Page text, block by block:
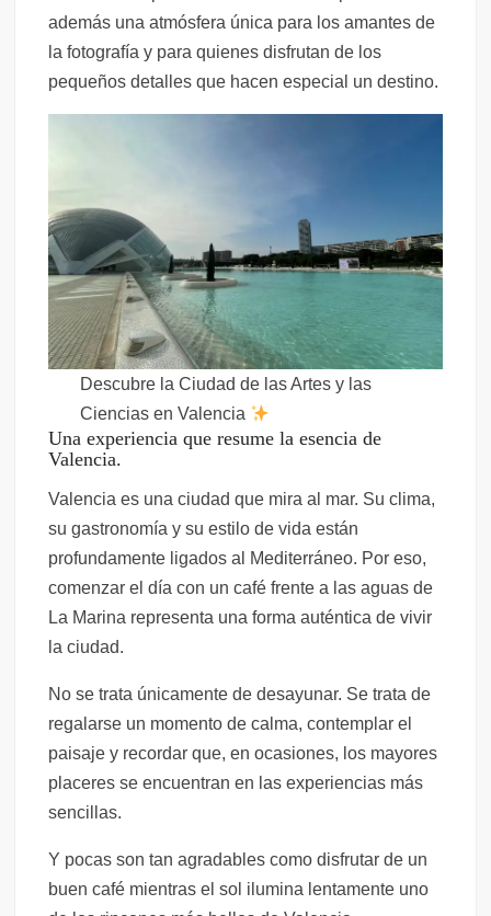
además una atmósfera única para los amantes de
la fotografía y para quienes disfrutan de los
pequeños detalles que hacen especial un destino.
Descubre la Ciudad de las Artes y las
Ciencias en Valencia
Una experiencia que resume la esencia de
Valencia.
Valencia es una ciudad que mira al mar. Su clima,
su gastronomía y su estilo de vida están
profundamente ligados al Mediterráneo. Por eso,
comenzar el día con un café frente a las aguas de
La Marina representa una forma auténtica de vivir
la ciudad.
No se trata únicamente de desayunar. Se trata de
regalarse un momento de calma, contemplar el
paisaje y recordar que, en ocasiones, los mayores
placeres se encuentran en las experiencias más
sencillas.
Y pocas son tan agradables como disfrutar de un
buen café mientras el sol ilumina lentamente uno